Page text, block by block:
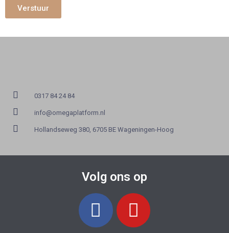
Verstuur
0317 84 24 84
info@omegaplatform.nl
Hollandseweg 380, 6705 BE Wageningen-Hoog
Volg ons op